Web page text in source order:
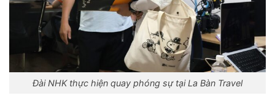
Đài NHK thực hiện quay phóng sự tại La Bàn Travel